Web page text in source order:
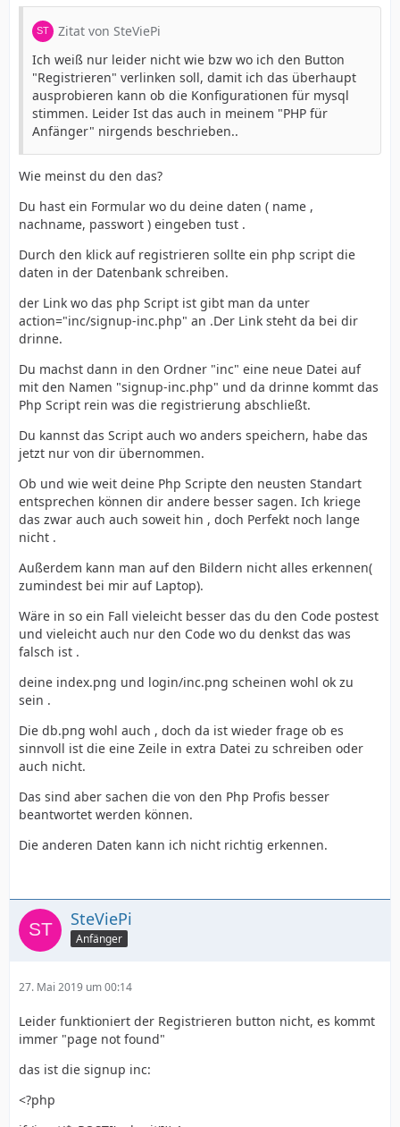
Zitat von SteViePi
Ich weiß nur leider nicht wie bzw wo ich den Button
"Registrieren" verlinken soll, damit ich das überhaupt
ausprobieren kann ob die Konfigurationen für mysql
stimmen. Leider Ist das auch in meinem "PHP für
Anfänger" nirgends beschrieben..
Wie meinst du den das?
Du hast ein Formular wo du deine daten ( name ,
nachname, passwort ) eingeben tust .
Durch den klick auf registrieren sollte ein php script die
daten in der Datenbank schreiben.
der Link wo das php Script ist gibt man da unter
action="inc/signup-inc.php" an .Der Link steht da bei dir
drinne.
Du machst dann in den Ordner "inc" eine neue Datei auf
mit den Namen "signup-inc.php" und da drinne kommt das
Php Script rein was die registrierung abschließt.
Du kannst das Script auch wo anders speichern, habe das
jetzt nur von dir übernommen.
Ob und wie weit deine Php Scripte den neusten Standart
entsprechen können dir andere besser sagen. Ich kriege
das zwar auch auch soweit hin , doch Perfekt noch lange
nicht .
Außerdem kann man auf den Bildern nicht alles erkennen(
zumindest bei mir auf Laptop).
Wäre in so ein Fall vieleicht besser das du den Code postest
und vieleicht auch nur den Code wo du denkst das was
falsch ist .
deine index.png und login/inc.png scheinen wohl ok zu
sein .
Die db.png wohl auch , doch da ist wieder frage ob es
sinnvoll ist die eine Zeile in extra Datei zu schreiben oder
auch nicht.
Das sind aber sachen die von den Php Profis besser
beantwortet werden können.
Die anderen Daten kann ich nicht richtig erkennen.
SteViePi
Anfänger
27. Mai 2019 um 00:14
Leider funktioniert der Registrieren button nicht, es kommt
immer "page not found"
das ist die signup inc:
<?php